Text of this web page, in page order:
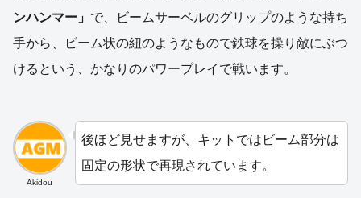
ンハンマー」 で、ビームサーベルのグリップのような持ち
手から、ビーム状の紐のようなもので鉄球を操り敵にぶつ
けるという、かなりのパワープレイで戦います。
Akidou
後ほど見せますが、キットではビーム部分は
固定の形状で再現されています。